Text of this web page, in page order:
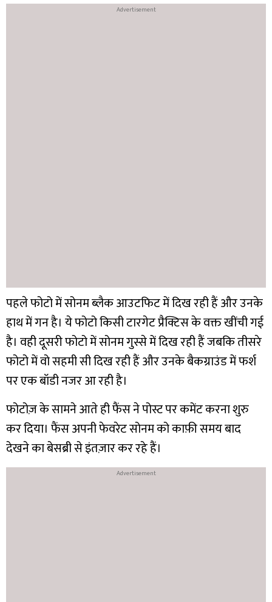
पहले फोटो में सोनम ब्लैक आउटफिट में दिख रही हैं और उनके
हाथ में गन है। ये फोटो किसी टारगेट प्रैक्टिस के वक्त खींची गई
है। वही दूसरी फोटो में सोनम गुस्से में दिख रही हैं जबकि तीसरे
फोटो में वो सहमी सी दिख रही हैं और उनके बैकग्राउंड में फर्श
पर एक बॉडी नजर आ रही है।
फोटोज़ के सामने आते ही फैंस ने पोस्ट पर कमेंट करना शुरु
कर दिया। फैंस अपनी फेवरेट सोनम को काफ़ी समय बाद
देखने का बेसब्री से इंतज़ार कर रहे हैं।